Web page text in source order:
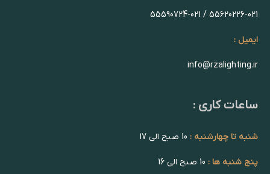
55620226-021 / 55590724-021
ایمیل :
info@rzalighting.ir
ساعات کاری :
شنبه تا چهارشنبه :
پنج شنبه ها :